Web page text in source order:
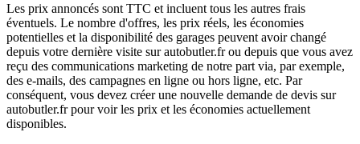
Les prix annoncés sont TTC et incluent tous les autres frais
éventuels. Le nombre d'offres, les prix réels, les économies
potentielles et la disponibilité des garages peuvent avoir changé
depuis votre dernière visite sur autobutler.fr ou depuis que vous avez
reçu des communications marketing de notre part via, par exemple,
des e-mails, des campagnes en ligne ou hors ligne, etc. Par
conséquent, vous devez créer une nouvelle demande de devis sur
autobutler.fr pour voir les prix et les économies actuellement
disponibles.